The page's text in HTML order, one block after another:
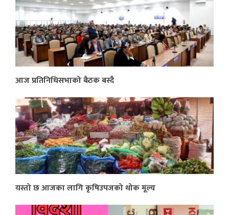
आज प्रतिनिधिसभाको बैठक बस्दै
यस्तो छ आजका लागि कृषिउपजको थोक मूल्य